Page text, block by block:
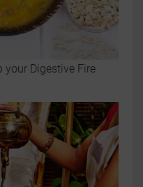
your Digestive Fire